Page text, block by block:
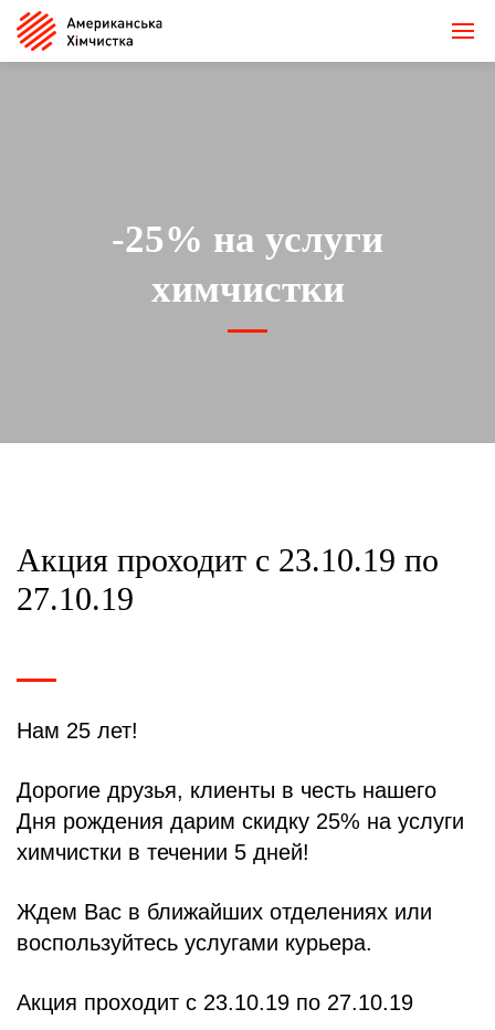
-25% на услуги
химчистки
Акция проходит с 23.10.19 по
27.10.19
Нам 25 лет!
Дорогие друзья, клиенты в честь нашего
Дня рождения дарим скидку 25% на услуги
химчистки в течении 5 дней!
Ждем Вас в ближайших отделениях или
воспользуйтесь услугами курьера.
Акция проходит с 23.10.19 по 27.10.19